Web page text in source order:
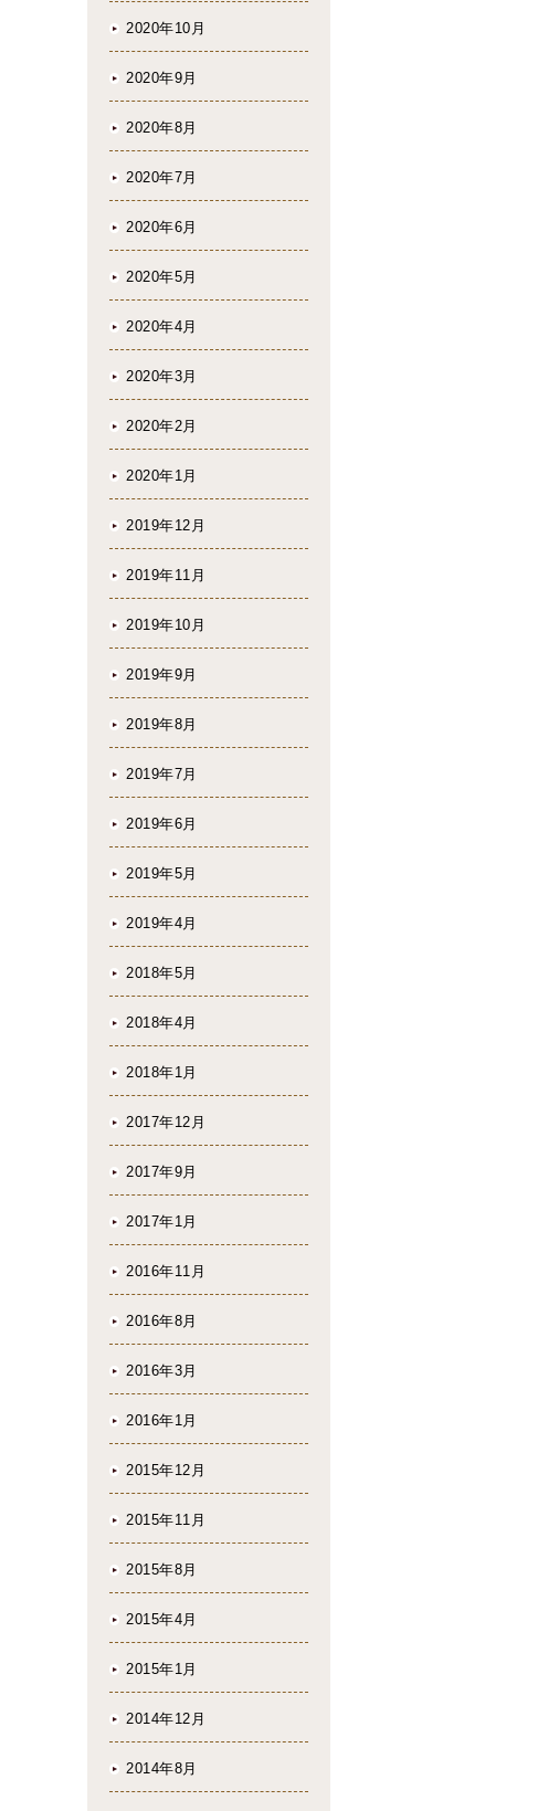
2020年10月
2020年9月
2020年8月
2020年7月
2020年6月
2020年5月
2020年4月
2020年3月
2020年2月
2020年1月
2019年12月
2019年11月
2019年10月
2019年9月
2019年8月
2019年7月
2019年6月
2019年5月
2019年4月
2018年5月
2018年4月
2018年1月
2017年12月
2017年9月
2017年1月
2016年11月
2016年8月
2016年3月
2016年1月
2015年12月
2015年11月
2015年8月
2015年4月
2015年1月
2014年12月
2014年8月